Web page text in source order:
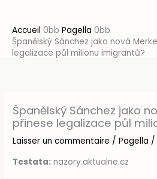
contenu
Accueil
Pagella
Španělský Sánchez jako nová
legalizace půl milionu imigrantů?
Španělský Sánchez jako
přinese legalizace půl
Laisser un commentaire /Pagella /
Testata: nazory.aktualne.cz